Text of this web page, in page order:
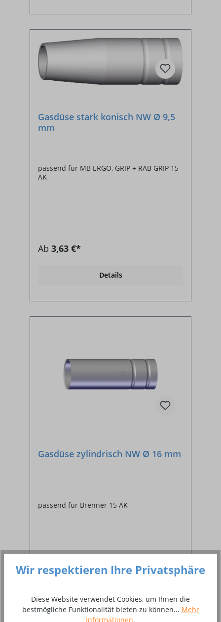
Gasdüse stark konisch NW Ø 9,5
mm
passend für MB ERGO, GRIP + RAB GRIP 15
AK
Ab 3,63 €*
Details
Gasdüse zylindrisch NW Ø 16 mm
passend für Brenner 15 AK
Details
Wir respektieren Ihre Privatsphäre
Diese Website verwendet Cookies, um Ihnen die
bestmögliche Funktionalität bieten zu können... Mehr
Informationen.